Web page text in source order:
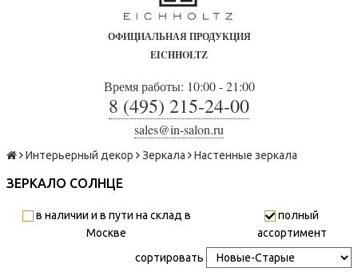
ОФИЦИАЛЬНАЯ ПРОДУКЦИЯ
EICHHOLTZ
Время работы: 10:00 - 21:00
8 (495) 215-24-00
sales@in-salon.ru
Интерьерный декор Зеркала Настенные зеркала
ЗЕРКАЛО СОЛНЦЕ
в наличии и в пути на склад в
Москве
полный
ассортимент
сортировать